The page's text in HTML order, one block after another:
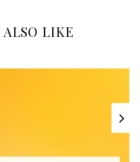
ALSO LIKE